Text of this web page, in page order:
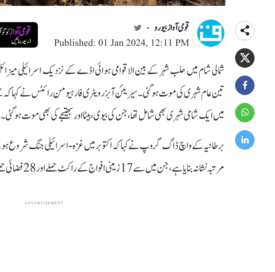
قومی آواز بیورو
Published: 01 Jan 2024, 12:11 PM
شمالی شام میں حلب شہر کے بین الاقوامی ہوائی اڈے کے نزدیک اسرائیلی
تین عام شہری کی موت ہوگئی۔سیریئن آبزرویٹری فار ہیومن رائٹس نے کہا کہ
میں ایک شامی شہری بھی شامل تھا، جن کی بیوی، بیٹا اور بھتیجے کی بھی موت ہوگئی۔
مرتبہ نشانہ بنایا ہے، جن میں سے 17 زمینی افواج کے راکٹ حملے اور 28 فضائی حملے تھے۔
ADVERTISEMENT